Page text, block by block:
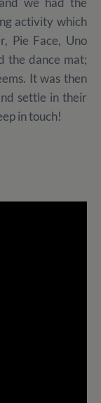
activity which
Pie Face, Uno
the dance mat;
It was then
settle in their
in touch!